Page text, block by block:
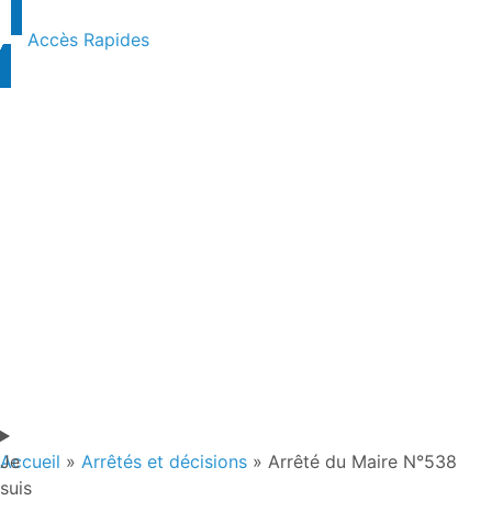
principal
Accès Rapides
Je
suis
Accueil » Arrêtés et décisions » Arrêté du Maire N°538